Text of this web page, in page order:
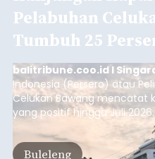
Pelabuhan
Tumbuh 25
balitribune.coo.id I
Indonesia (Persero) atau
Celukan Bawang mencatat
yang positif hingga Juli
dari arus kapal yang
Tonnage (GT), atau
dibandingkan periode yang
Buleleng